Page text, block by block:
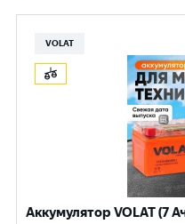
VOLAT
Аккумулятор VOLAT (7